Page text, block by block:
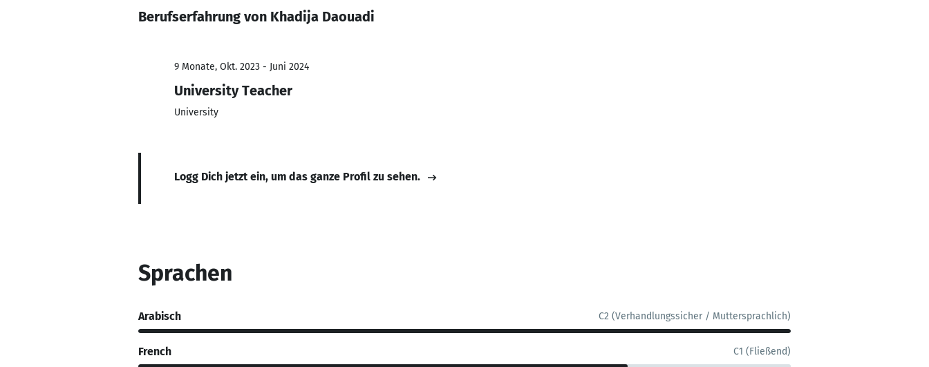
Berufserfahrung von Khadija Daouadi
9 Monate, Okt. 2023 - Juni 2024
University Teacher
University
Logg Dich jetzt ein, um das ganze Profil zu sehen.
Sprachen
Arabisch C2 (Verhandlungssicher / Muttersprachlich)
French C1 (Fließend)